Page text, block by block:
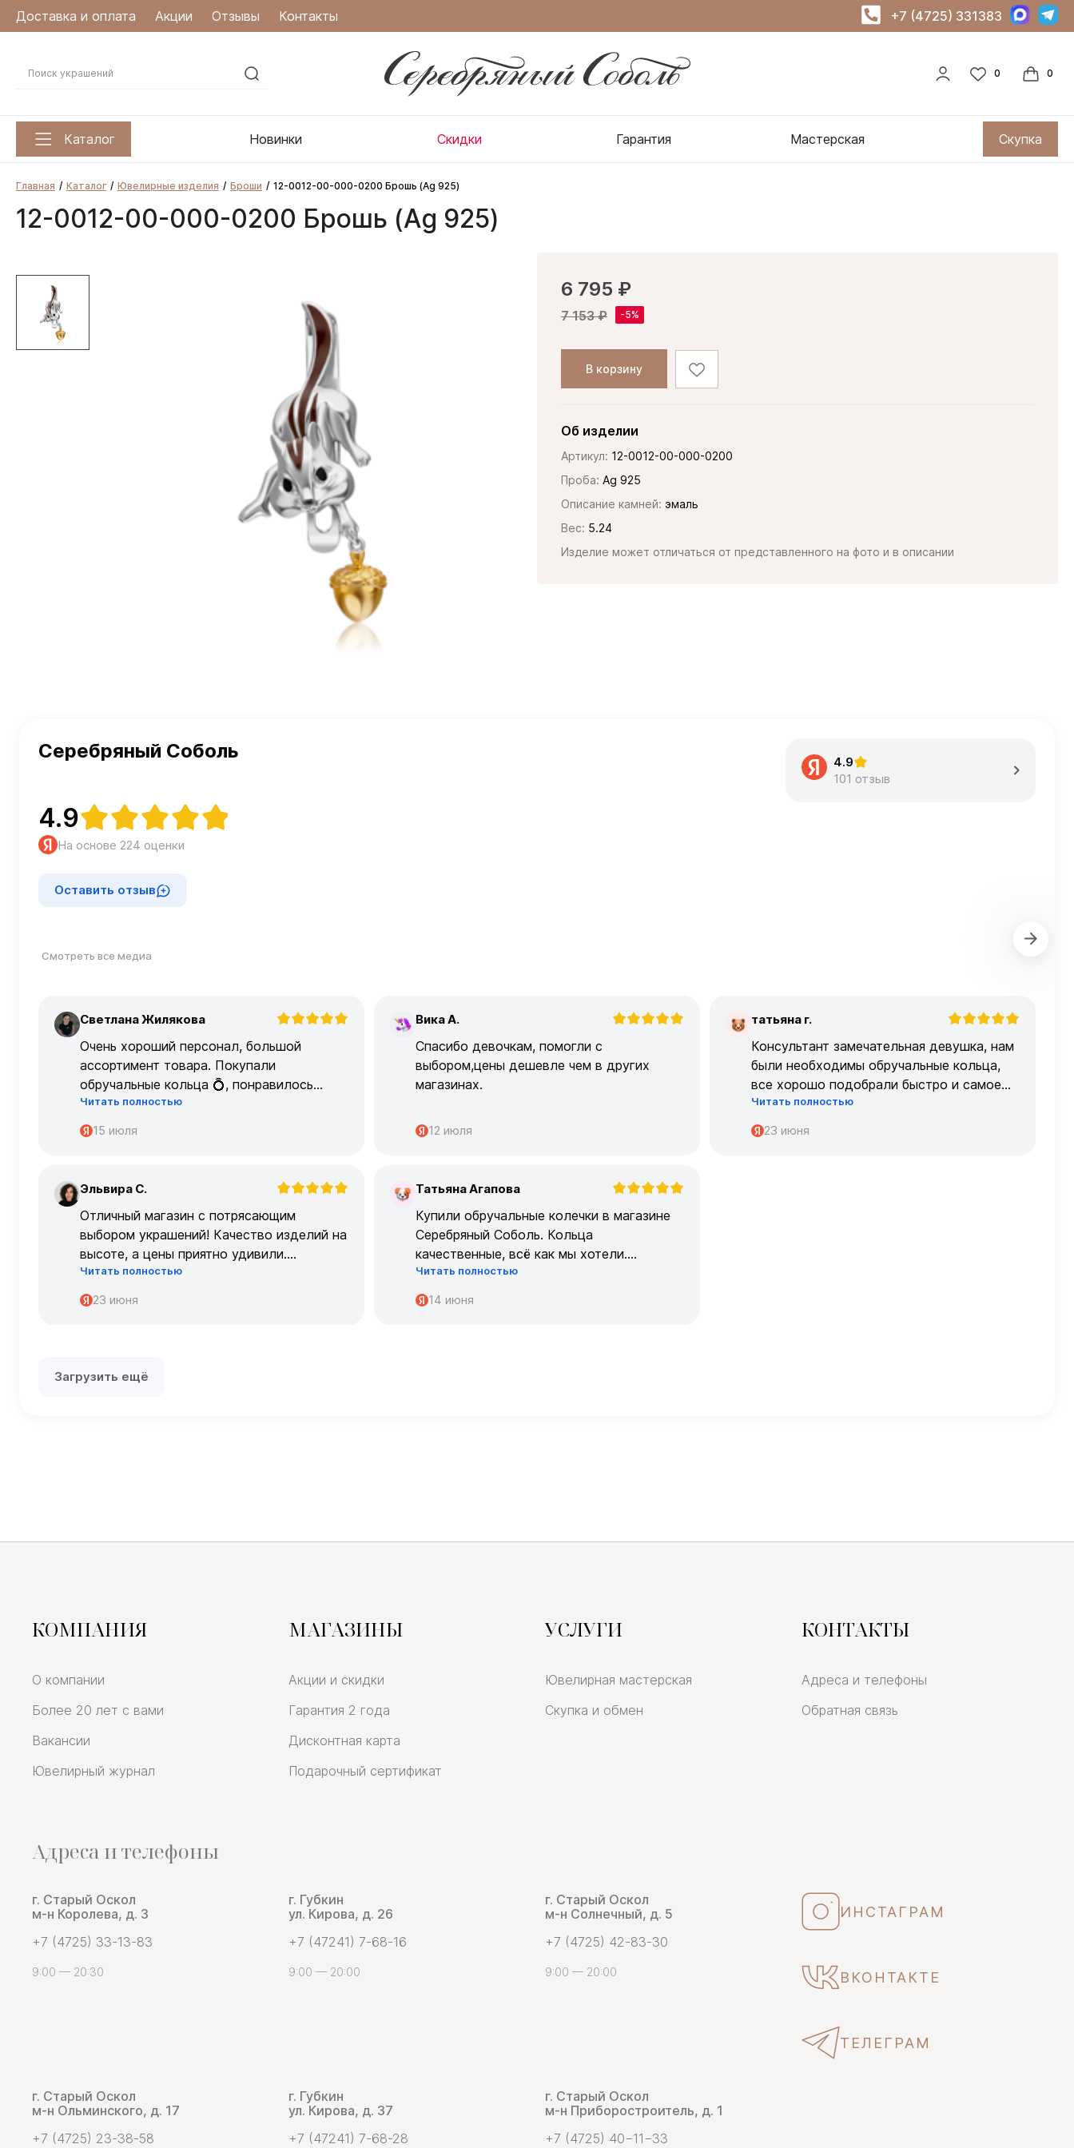
Доставка и оплата Акции Отзывы Контакты +7 (4725) 331383
Каталог Новинки Скидки Гарантия Мастерская Скупка
Главная Каталог Ювелирные изделия Броши 12-0012-00-000-0200 Брошь (Ag 925)
12-0012-00-000-0200 Брошь (Ag 925)
6 795 ₽
7 153 ₽
В корзину
Об изделии
Артикул: 12-0012-00-000-0200
Проба: Ag 925
Описание камней: эмаль
Вес: 5.24
Изделие может отличаться от представленного на фото и в описании
Серебряный Соболь
4.9
На основе 224 оценки
Оставить отзыв
4.9
101 отзыв
Смотреть все медиа
С Светлана Жилякова
Очень хороший персонал, большой
ассортимент товара. Покупали
обручальные кольца 💍, понравилось
очень
Читать полностью
15 июля
В Вика А.
Спасибо девочкам, помогли с
выбором,цены дешевле чем в других
магазинах.
12 июля
Т татьяна г.
Консультант замечательная девушка, нам
были необходимы обручальные кольца,
все хорошо подобрали быстро и самое
главное, что все подошло по размеру с
первого раза ,огромное спасибо 🌹🌹🌹
Читать полностью
23 июня
Э Эльвира С.
Отличный магазин с потрясающим
выбором украшений! Качество изделий на
высоте, а цены приятно удивили.
Обслуживание на высшем уровне –
консультанты очень профессиональные.
Читать полностью
23 июня
Т Татьяна Агапова
Купили обручальные колечки в магазине
Серебряный Соболь. Кольца
качественные, всё как мы хотели.
Огромрое спасибо персоналу за работу с
нами!
Спасибо
Читать полностью
14 июня
Загрузить ещё
КОМПАНИЯ
О компании
Более 20 лет с вами
Вакансии
Ювелирный журнал
МАГАЗИНЫ
Акции и скидки
Гарантия 2 года
Дисконтная карта
Подарочный сертификат
УСЛУГИ
Ювелирная мастерская
Скупка и обмен
КОНТАКТЫ
Адреса и телефоны
Обратная связь
Адреса и телефоны
г. Старый Оскол
м-н Королева, д. 3
+7 (4725) 33-13-83
9:00 — 20:30
г. Губкин
ул. Кирова, д. 26
+7 (47241) 7-68-16
9:00 — 20:00
г. Старый Оскол
м-н Солнечный, д. 5
+7 (4725) 42-83-30
9:00 — 20:00
ИНСТАГРАМ
ВКОНТАКТЕ
ТЕЛЕГРАМ
г. Старый Оскол
м-н Ольминского, д. 17
+7 (4725) 23-38-58
г. Губкин
ул. Кирова, д. 37
+7 (47241) 7-68-28
г. Старый Оскол
м-н Приборостроитель, д. 1
+7 (4725) 40−11−33